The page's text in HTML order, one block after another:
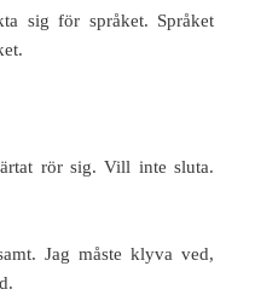
sig för språket. Språket
rör sig. Vill inte sluta.
Jag måste klyva ved,